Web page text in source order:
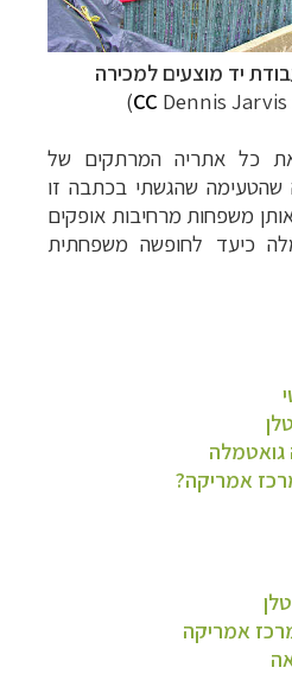
יד מוצעים למכירה
CC Dennis Jarvis)
כל אתריה המרתקים של
שהטעימה שהגשתי בכתבה זו
משפחות מרחיבות אופקים
כיעד לחופשה משפחתית
גואטמלה
אמריקה?
אמריקה